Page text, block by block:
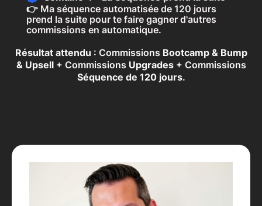
👉 Ma séquence automatisée de 120 jours
prend la suite pour te faire gagner d'autres
commissions en automatique.
Résultat attendu : Commissions Bootcamp & Bump
& Upsell+ Commissions Upgrades+ Commissions
Séquence de 120 jours.